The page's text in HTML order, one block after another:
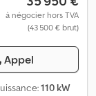
à négocier hors TVA
(43 500 € brut)
Appel
110 kW